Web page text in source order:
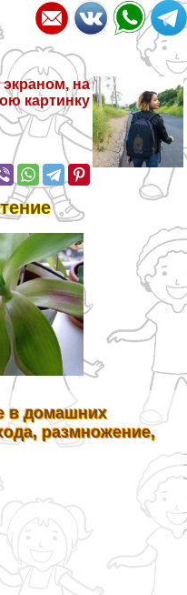
на
картинку
в домашних
размножение,